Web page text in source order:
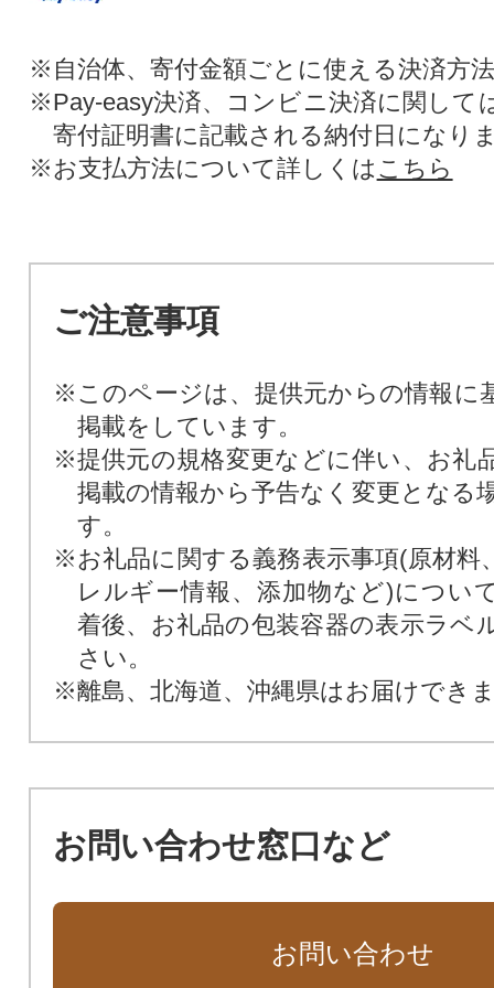
※自治体、寄付金額ごとに使える決済方
※Pay-easy決済、コンビニ決済に関して
寄付証明書に記載される納付日になり
※お支払方法について詳しくは こちら
ご注意事項
※このページは、提供元からの情報に
掲載をしています。
※提供元の規格変更などに伴い、お礼
掲載の情報から予告なく変更となる
す。
※お礼品に関する義務表示事項(原材料
レルギー情報、添加物など)につい
着後、お礼品の包装容器の表示ラベ
さい。
※離島、北海道、沖縄県はお届けでき
お問い合わせ窓口など
お問い合わせ